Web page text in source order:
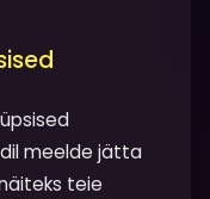
meelde jätta
teie